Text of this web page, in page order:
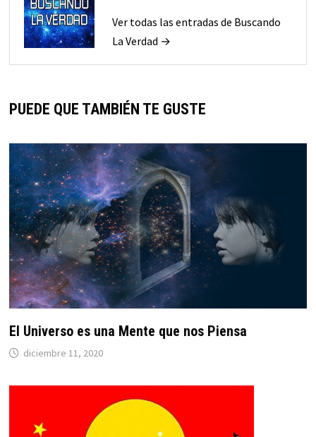
Ver todas las entradas de Buscando
La Verdad →
PUEDE QUE TAMBIÉN TE GUSTE
El Universo es una Mente que nos Piensa
diciembre 11, 2020